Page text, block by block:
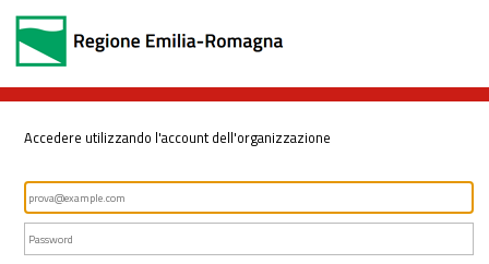
Accedere utilizzando l'account dell'organizzazione